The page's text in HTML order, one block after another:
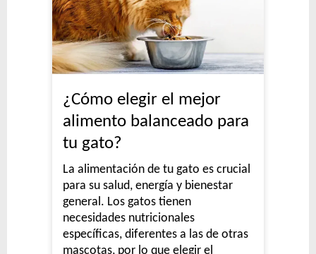
¿Cómo elegir el mejor
alimento balanceado para
tu gato?
La alimentación de tu gato es crucial
para su salud, energía y bienestar
general. Los gatos tienen
necesidades nutricionales
específicas, diferentes a las de otras
mascotas, por lo que elegir el